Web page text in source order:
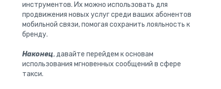
инструментов. Их можно использовать для
продвижения новых услуг среди ваших абонентов
мобильной связи, помогая сохранить лояльность к
бренду.
Наконец, давайте перейдем к основам
использования мгновенных сообщений в сфере
такси.